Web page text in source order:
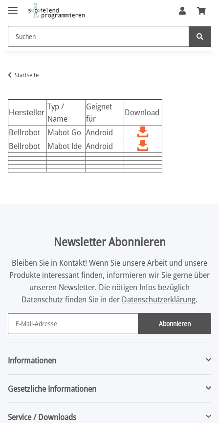
Startseite
Hersteller
Typ /
Name
Geignet
für
Download
Bellrobot
Mabot Go Android
Bellrobot
Mabot Ide Android
Newsletter Abonnieren
Bleiben Sie in Kontakt! Wenn Sie unsere Arbeit und unsere
Produkte interessant finden, informieren wir Sie gerne über
unseren Newsletter. Die nötigen Infos bezüglich
Datenschutz finden Sie in der Datenschutzerklärung.
Abonnieren
Newsletter Abonnieren
Informationen
Gesetzliche Informationen
Service / Downloads